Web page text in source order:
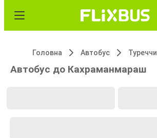
Головна Автобус
Автобус до Кахраманмараш